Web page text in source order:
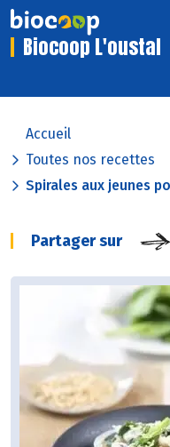
Biocoop L'oustal
Accueil
Toutes nos recettes
Spirales aux jeunes
Partager sur